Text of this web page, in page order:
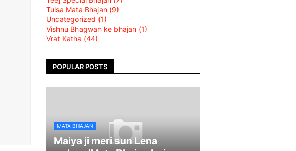
Tulsa Mata Bhajan (9)
Uncategorized (1)
Vishnu Bhagwan ke bhajan (1)
Vrat Katha (44)
POPULAR POSTS
MATA BHAJAN
Maiya ji meri sun Lena